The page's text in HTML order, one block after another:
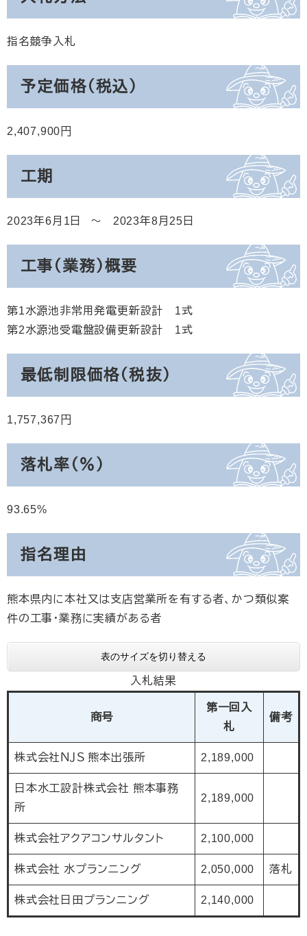
指名競争入札
予定価格（税込）
2,407,900
工期
2023年6月1日 2023年8月25日
工事（業務）概要
第1水源池非常用発電更新設計 1式
第2水源池受電盤設備更新設計 1式
最低制限価格（税抜）
1,757,367
落札率（％）
93.65
指名理由
熊本県内に本社又は支店営業所を有する者、かつ類似案
件の工事・業務に実績がある者
表のサイズを切り替える
入札結果
商号
第一回入
札
備考
株式会社ＮＪＳ 熊本出張所 2,189,000
日本水工設計株式会社 熊本事務
所
2,189,000
株式会社アクアコンサルタント 2,100,000
株式会社 水プランニング 2,050,000 落札
株式会社日田プランニング 2,140,000